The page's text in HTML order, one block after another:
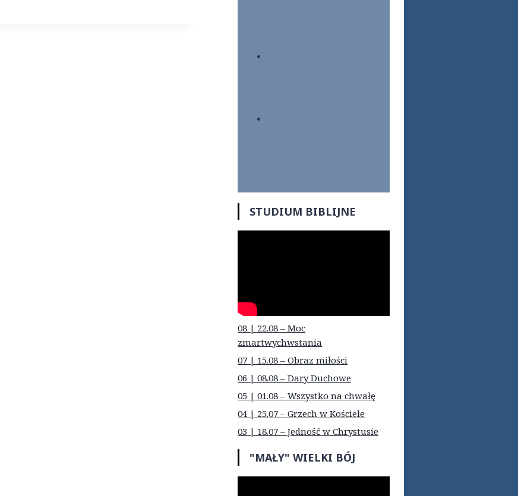
STUDIUM BIBLIJNE
08 | 22.08 – Moc
zmartwychwstania
07 | 15.08 – Obraz miłości
06 | 08.08 – Dary Duchowe
05 | 01.08 – Wszystko na chwałę
04 | 25.07 – Grzech w Kościele
03 | 18.07 – Jedność w Chrystusie
"MAŁY" WIELKI BÓJ